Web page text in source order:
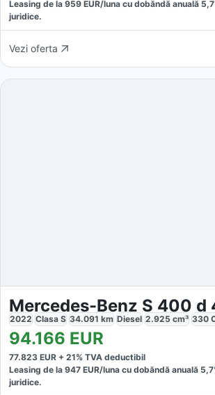
Leasing de la 959 EUR/luna cu dobăndă anuală 5,7
juridice.
Vezi oferta
Mercedes-Benz S 400 d
2022 Clasa S 34.091 km Diesel 2.925 cm³ 330
94.166 EUR
77.823 EUR + 21% TVA deductibil
Leasing de la 947 EUR/luna cu dobăndă anuală 5,7
juridice.